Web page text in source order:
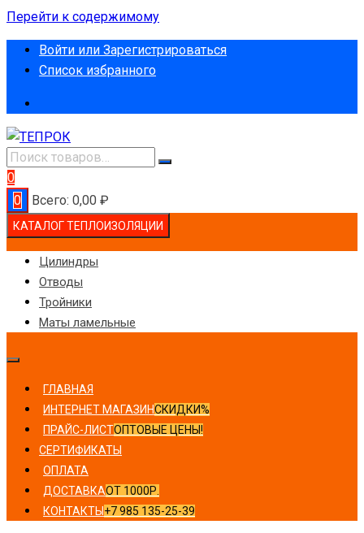
Перейти к содержимому
Войти или Зарегистрироваться
Список избранного
0
0
Всего: 0,00 ₽
КАТАЛОГ ТЕПЛОИЗОЛЯЦИИ
Цилиндры
Отводы
Тройники
Маты ламельные
ГЛАВНАЯ
ИНТЕРНЕТ МАГАЗИНСКИДКИ%
ПРАЙС-ЛИСТОПТОВЫЕ ЦЕНЫ!
СЕРТИФИКАТЫ
ОПЛАТА
ДОСТАВКАОТ 1000Р.
КОНТАКТЫ +7 985 135-25-39